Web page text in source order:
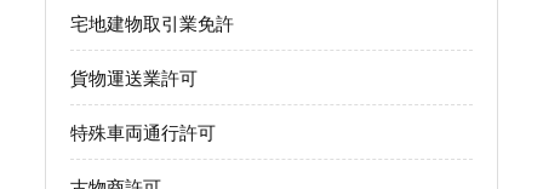
宅地建物取引業免許
貨物運送業許可
特殊車両通行許可